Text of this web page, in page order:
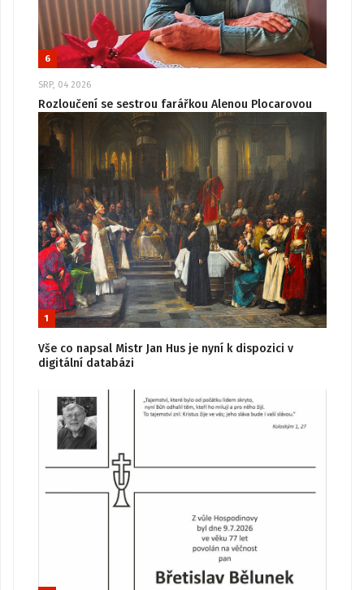
6
SRP, 04 2026
Rozloučení se sestrou farářkou Alenou Plocarovou
1
Vše co napsal Mistr Jan Hus je nyní k dispozici v
digitální databázi